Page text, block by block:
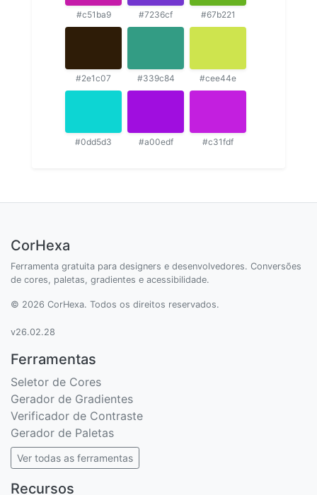
#c51ba9 #7236cf #67b221
#2e1c07 #339c84 #cee44e
#0dd5d3 #a00edf #c31fdf
CorHexa
Ferramenta gratuita para designers e desenvolvedores. Conversões
de cores, paletas, gradientes e acessibilidade.
© 2026 CorHexa. Todos os direitos reservados.
v26.02.28
Ferramentas
Seletor de Cores
Gerador de Gradientes
Verificador de Contraste
Gerador de Paletas
Ver todas as ferramentas
Recursos